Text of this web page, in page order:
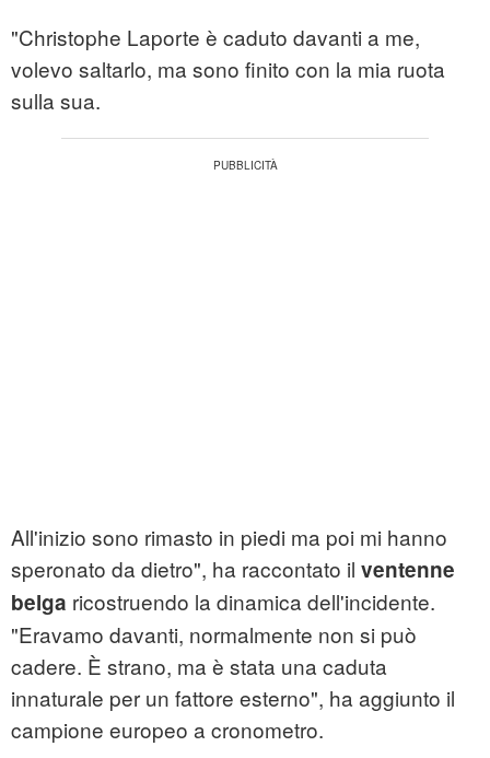
"Christophe Laporte è caduto davanti a me,
volevo saltarlo, ma sono finito con la mia ruota
sulla sua.
All'inizio sono rimasto in piedi ma poi mi hanno
speronato da dietro", ha raccontato il ventenne
belga ricostruendo la dinamica dell'incidente.
"Eravamo davanti, normalmente non si può
cadere. È strano, ma è stata una caduta
innaturale per un fattore esterno", ha aggiunto il
campione europeo a cronometro.